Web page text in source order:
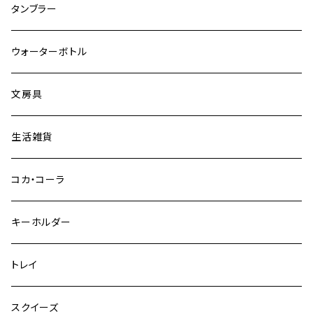
タンブラー
ウォーターボトル
文房具
生活雑貨
コカ・コーラ
キーホルダー
トレイ
スクイーズ